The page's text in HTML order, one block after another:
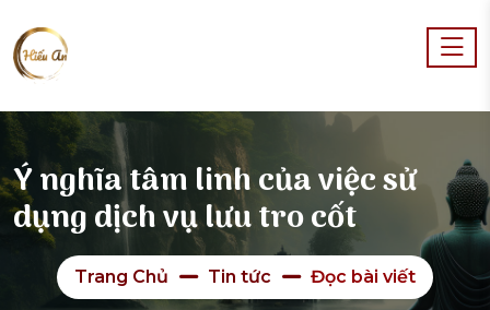
Ý nghĩa tâm linh của việc sử
dụng dịch vụ lưu tro cốt
Trang Chủ Tin tức Đọc bài viết